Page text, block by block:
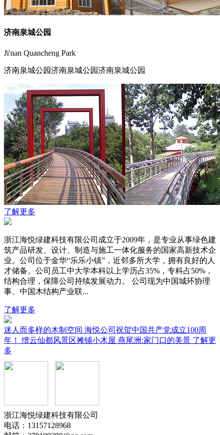
济南泉城公园
Ji'nan Quancheng Park
济南泉城公园济南泉城公园济南泉城公园
了解更多
浙江海悦绿建科技有限公司成立于2009年，是专业从事绿色建
筑产品研发、设计、制造与施工一体化服务的国家高新技术企
业。公司位于金华“乐乐小镇”，近邻多所大学，拥有良好的人
才储备。公司员工中大学本科以上学历占35%，专科占50%，
结构合理，保障公司持续发展动力。 公司现为中国城环协理
事、中国木结构产业联...
了解更多
迷人而多样的木制空间 海悦公司祝贺中国共产党成立100周
年！ 缙云仙都风景区摊铺小木屋 燕尾洲:家门口的美景 了解更
多
浙江海悦绿建科技有限公司
电话：13157128968